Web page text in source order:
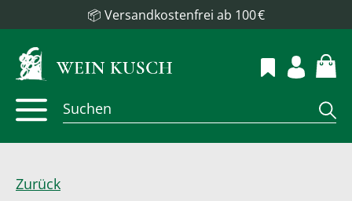
📦 Versandkostenfrei ab 100 €
Zurück